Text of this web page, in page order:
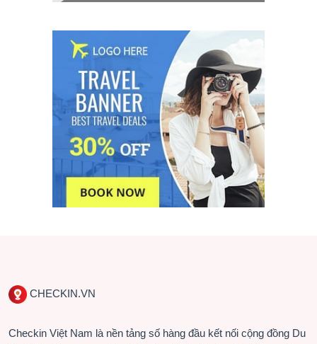
CHECKIN.VN
Checkin Việt Nam là nền tảng số hàng đầu kết nối cộng đồng Du